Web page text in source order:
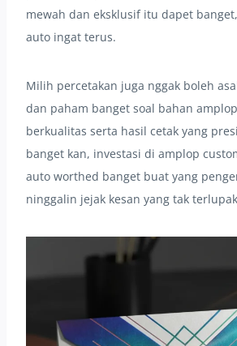
mewah dan eksklusif itu dapet
auto ingat terus.
Milih percetakan juga nggak boleh
dan paham banget soal bahan
berkualitas serta hasil cetak yang
banget kan, investasi di amplop
auto worthed banget buat yang
ninggalin jejak kesan yang tak